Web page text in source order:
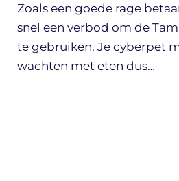
Zoals een goede rage
snel een verbod om de
te gebruiken. Je cyberpet
wachten met eten dus…